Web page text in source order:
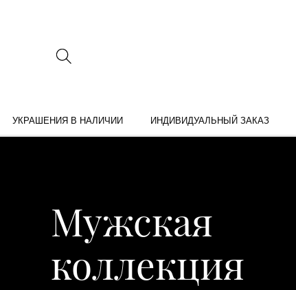
УКРАШЕНИЯ В НАЛИЧИИ ИНДИВИДУАЛЬНЫЙ ЗАКАЗ
Мужская
коллекция